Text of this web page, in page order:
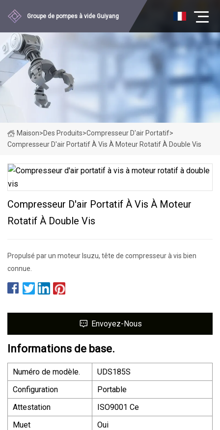
Groupe de pompes à vide Guiyang
Maison>Des Produits>Compresseur D'air Portatif>
Compresseur D'air Portatif À Vis À Moteur Rotatif À Double Vis
Compresseur D'air Portatif À Vis À Moteur
Rotatif À Double Vis
Propulsé par un moteur Isuzu, tête de compresseur à vis bien
connue.
Envoyez-Nous
Informations de base.
Numéro de modèle.
UDS185S
Configuration
Portable
Attestation
ISO9001 Ce
Muet
Oui